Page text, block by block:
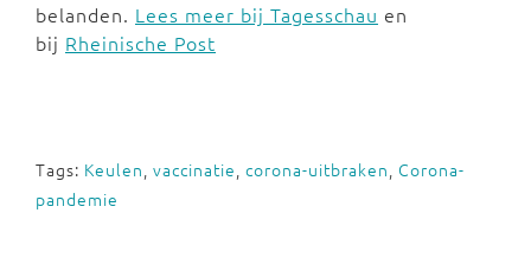
belanden. Lees meer bij Tagesschau en
bij Rheinische Post
Tags: Keulen, vaccinatie, corona-uitbraken, Corona-
pandemie